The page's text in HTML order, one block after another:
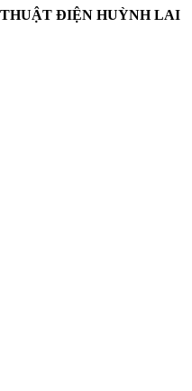
ĐIỆN HUỲNH LAI